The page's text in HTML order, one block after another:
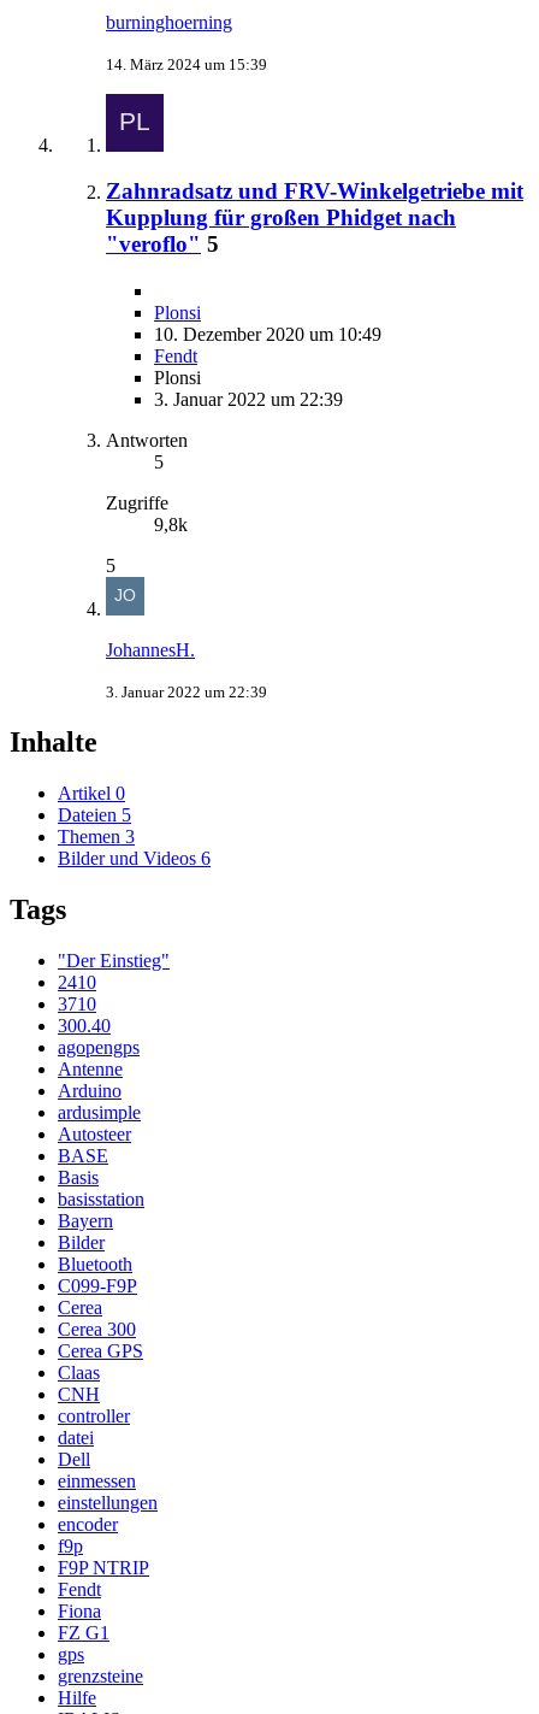
burninghoerning
14. März 2024 um 15:39
Zahnradsatz und FRV-Winkelgetriebe mit
Kupplung für großen Phidget nach
"veroflo" 5
Plonsi
10. Dezember 2020 um 10:49
Fendt
Plonsi
3. Januar 2022 um 22:39
Antworten
5
Zugriffe
9,8k
5
JohannesH.
3. Januar 2022 um 22:39
Inhalte
Artikel 0
Dateien 5
Themen 3
Bilder und Videos 6
Tags
"Der Einstieg"
2410
3710
300.40
agopengps
Antenne
Arduino
ardusimple
Autosteer
BASE
Basis
basisstation
Bayern
Bilder
Bluetooth
C099-F9P
Cerea
Cerea 300
Cerea GPS
Claas
CNH
controller
datei
Dell
einmessen
einstellungen
encoder
f9p
F9P NTRIP
Fendt
Fiona
FZ G1
gps
grenzsteine
Hilfe